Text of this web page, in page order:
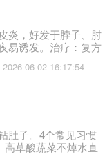
炎，好发于脖子、肘
易诱发。治疗：复方
时疏解情绪。
2026-06-02 16:17:54
肚子。4个常见习惯
高草酸蔬菜不焯水直